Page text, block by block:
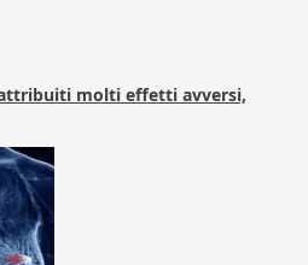
molti effetti avversi,